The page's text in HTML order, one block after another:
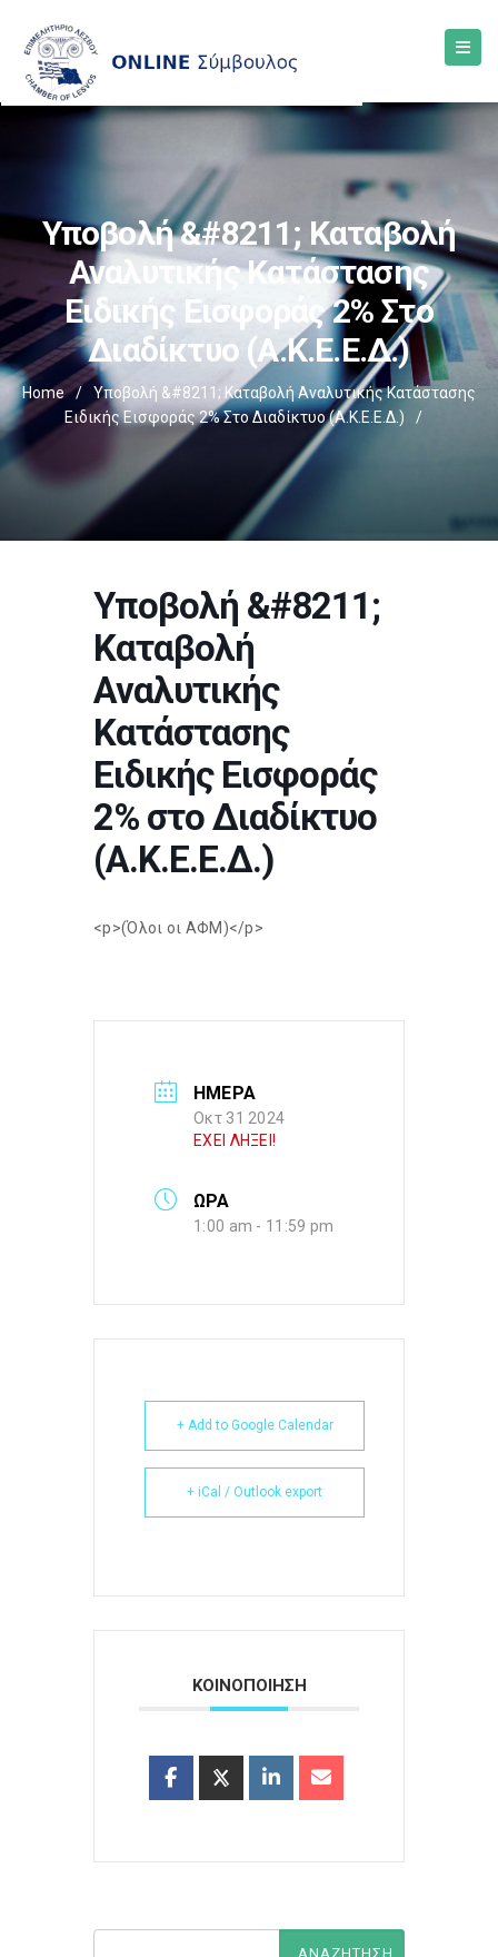
Υποβολή &#8211; Καταβολή
Αναλυτικής Κατάστασης
Ειδικής Εισφοράς 2% Στο
Διαδίκτυο (Α.Κ.Ε.Ε.Δ.)
Home /
Υποβολή &#8211; Καταβολή Αναλυτικής Κατάστασης
Ειδικής Εισφοράς 2% Στο Διαδίκτυο (Α.Κ.Ε.Ε.Δ.)
/
Υποβολή &#8211;
Καταβολή
Αναλυτικής
Κατάστασης
Ειδικής Εισφοράς
2% στο Διαδίκτυο
(Α.Κ.Ε.Ε.Δ.)
<p>(Όλοι οι ΑΦΜ)</p>
ΗΜΕΡΑ
Οκτ 31 2024
ΕΧΕΙ ΛΗΞΕΙ!
ΩΡΑ
1:00 am - 11:59 pm
+ Add to Google Calendar
+ iCal / Outlook export
ΚΟΙΝΟΠΟΙΗΣΗ